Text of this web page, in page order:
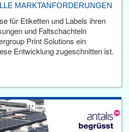
MARKTANFORDERUNGEN
für Etiketten und Labels ihren
und Faltschachteln
Print Solutions ein
Entwicklung zugeschnitten ist.